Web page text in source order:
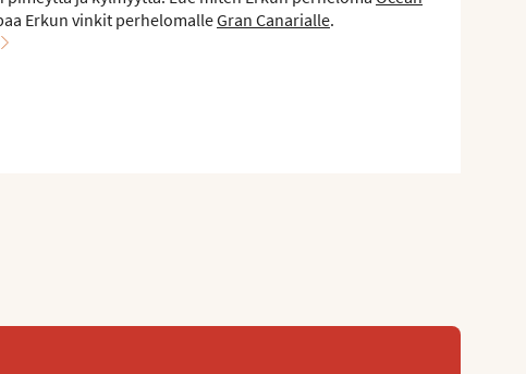
Erkun vinkit perhelomalleGran Canarialle.